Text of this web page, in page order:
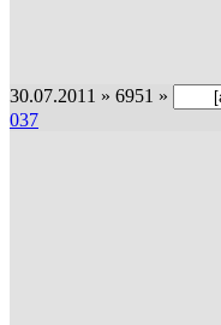
30.07.2011 » 6951 »
037